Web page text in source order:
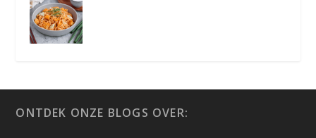
ONTDEK ONZE BLOGS OVER: